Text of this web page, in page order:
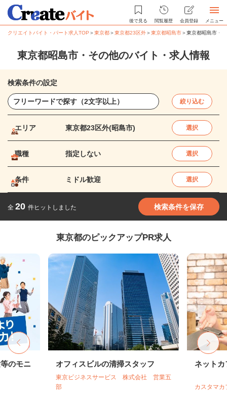
後で見る 閲覧履歴 会員登録 メニュー
クリエイトバイト・パート求人TOP ＞東京都＞東京都23区外＞東京都昭島市＞東京都昭島市・
東京都昭島市・その他のバイト・求人情報
検索条件の設定
絞り込む
エリア 東京都23区外(昭島市) 選択
職種 指定しない 選択
条件 ミドル歓迎 選択
全 20 件ヒットしました 検索条件を保存
東京都のピックアップPR求人
のモニ オフィスビルの清掃スタッフ
東京ビジネスサービス 株式会社 営業五
部
ネットカ
カスタマ